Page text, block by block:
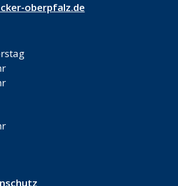
oberpfalz.de